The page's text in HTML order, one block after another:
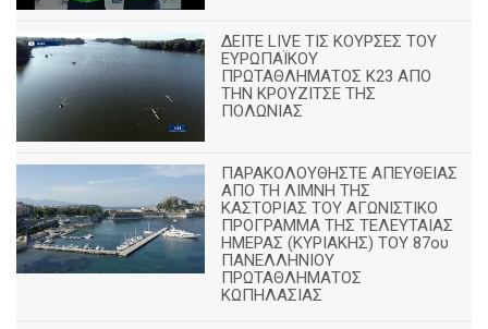
ΔΕΙΤΕ LIVE ΤΙΣ ΚΟΥΡΣΕΣ ΤΟΥ
ΕΥΡΩΠΑΪΚΟΥ
ΠΡΩΤΑΘΛΗΜΑΤΟΣ Κ23 ΑΠΟ
ΤΗΝ ΚΡΟΥΖΙΤΣΕ ΤΗΣ
ΠΟΛΩΝΙΑΣ
ΠΑΡΑΚΟΛΟΥΘΗΣΤΕ ΑΠΕΥΘΕΙΑΣ
ΑΠΟ ΤΗ ΛΙΜΝΗ ΤΗΣ
ΚΑΣΤΟΡΙΑΣ ΤΟΥ ΑΓΩΝΙΣΤΙΚΟ
ΠΡΟΓΡΑΜΜΑ ΤΗΣ ΤΕΛΕΥΤΑΙΑΣ
ΗΜΕΡΑΣ (ΚΥΡΙΑΚΗΣ) ΤΟΥ 87ου
ΠΑΝΕΛΛΗΝΙΟΥ
ΠΡΩΤΑΘΛΗΜΑΤΟΣ
ΚΩΠΗΛΑΣΙΑΣ